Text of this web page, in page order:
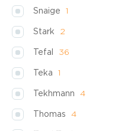
Snaige 1
Stark 2
Tefal 36
Teka 1
Tekhmann 4
Thomas 4